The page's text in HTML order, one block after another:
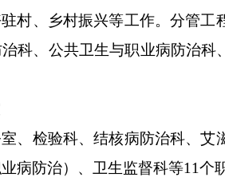
村、乡村振兴等工作。分管
科、公共卫生与职业病防治
、检验科、结核病防治科、
病防治）、卫生监督科等11个